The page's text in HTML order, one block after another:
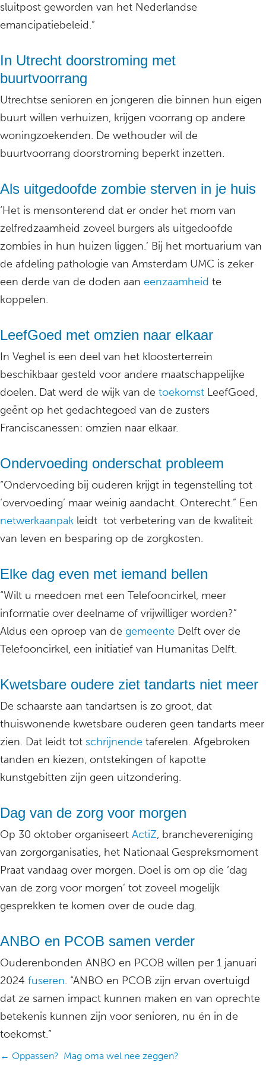
sluitpost geworden van het Nederlandse
emancipatiebeleid.”
In Utrecht doorstroming met
buurtvoorrang
Utrechtse senioren en jongeren die binnen hun eigen
buurt willen verhuizen, krijgen voorrang op andere
woningzoekenden. De wethouder wil de
buurtvoorrang doorstroming beperkt inzetten.
Als uitgedoofde zombie sterven in je huis
‘Het is mensonterend dat er onder het mom van
zelfredzaamheid zoveel burgers als uitgedoofde
zombies in hun huizen liggen.’ Bij het mortuarium van
de afdeling pathologie van Amsterdam UMC is zeker
een derde van de doden aan eenzaamheid te
koppelen.
LeefGoed met omzien naar elkaar
In Veghel is een deel van het kloosterterrein
beschikbaar gesteld voor andere maatschappelijke
doelen. Dat werd de wijk van de toekomst LeefGoed,
geënt op het gedachtegoed van de zusters
Franciscanessen: omzien naar elkaar.
Ondervoeding onderschat probleem
“Ondervoeding bij ouderen krijgt in tegenstelling tot
‘overvoeding’ maar weinig aandacht. Onterecht.” Een
netwerkaanpak leidt tot verbetering van de kwaliteit
van leven en besparing op de zorgkosten.
Elke dag even met iemand bellen
“Wilt u meedoen met een Telefooncirkel, meer
informatie over deelname of vrijwilliger worden?”
Aldus een oproep van de gemeente Delft over de
Telefooncirkel, een initiatief van Humanitas Delft.
Kwetsbare oudere ziet tandarts niet meer
De schaarste aan tandartsen is zo groot, dat
thuiswonende kwetsbare ouderen geen tandarts meer
zien. Dat leidt tot schrijnende taferelen. Afgebroken
tanden en kiezen, ontstekingen of kapotte
kunstgebitten zijn geen uitzondering.
Dag van de zorg voor morgen
Op 30 oktober organiseert ActiZ, branchevereniging
van zorgorganisaties, het Nationaal Gespreksmoment
Praat vandaag over morgen. Doel is om op die ‘dag
van de zorg voor morgen’ tot zoveel mogelijk
gesprekken te komen over de oude dag.
ANBO en PCOB samen verder
Ouderenbonden ANBO en PCOB willen per 1 januari
2024 fuseren. “ANBO en PCOB zijn ervan overtuigd
dat ze samen impact kunnen maken en van oprechte
betekenis kunnen zijn voor senioren, nu én in de
toekomst.”
Posts
← Oppassen? Mag oma wel nee zeggen?